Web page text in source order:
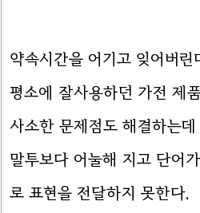
약속시간을 어기고 잊어버린
평소에 잘사용하던 가전 제
사소한 문제점도 해결하는
말투보다 어눌해 지고 단어
로 표현을 전달하지 못한다.